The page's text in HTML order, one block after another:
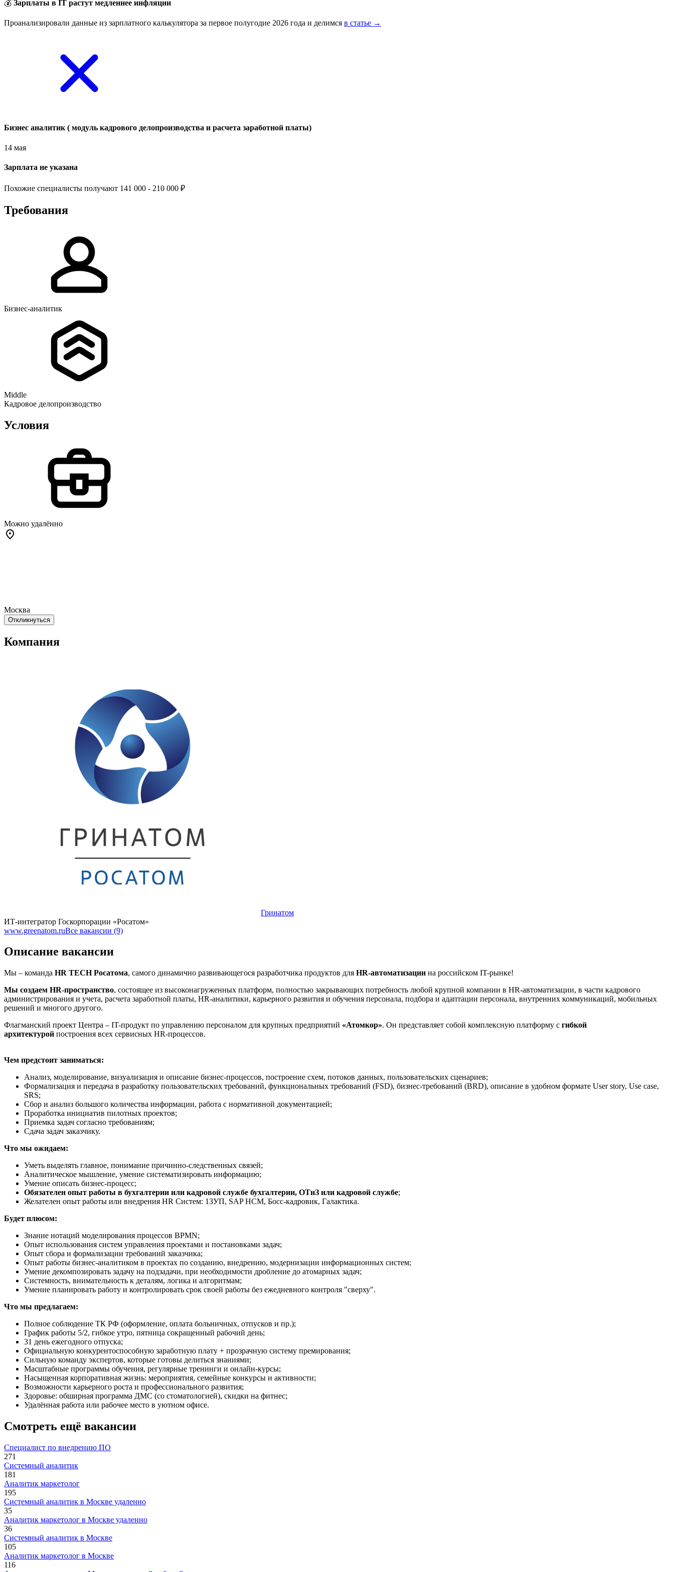
💰 Зарплаты в IT растут медленнее инфляции
Проанализировали данные из зарплатного калькулятора за первое полугодие 2026 года и делимся в статье →
Бизнес аналитик ( модуль кадрового делопроизводства и расчета заработной платы)
14 мая
Зарплата не указана
Похожие специалисты получают 141 000 - 210 000 ₽
Требования
Бизнес-аналитик
Middle
Кадровое делопроизводство
Условия
Можно удалённо
Москва
Откликнуться
Компания
Гринатом
ИТ-интегратор Госкорпорации «Росатом»
www.greenatom.ruВсе вакансии (9)
Описание вакансии
Мы – команда HR TECH Росатома, самого динамично развивающегося разработчика продуктов для HR-автоматизации на российском IT-рынке!
Мы создаем HR-пространство, состоящее из высоконагруженных платформ, полностью закрывающих потребность любой крупной компании в HR-автоматизации, в части кадрового
администрирования и учета, расчета заработной платы, HR-аналитики, карьерного развития и обучения персонала, подбора и адаптации персонала, внутренних коммуникаций, мобильных
решений и многого другого.
Флагманский проект Центра – IT-продукт по управлению персоналом для крупных предприятий «Атомкор». Он представляет собой комплексную платформу с гибкой
архитектурой построения всех сервисных HR-процессов.
Чем предстоит заниматься:
Анализ, моделирование, визуализация и описание бизнес-процессов, построение схем, потоков данных, пользовательских сценариев;
Формализация и передача в разработку пользовательских требований, функциональных требований (FSD), бизнес-требований (BRD), описание в удобном формате User story, Use case,
SRS;
Сбор и анализ большого количества информации, работа с нормативной документацией;
Проработка инициатив пилотных проектов;
Приемка задач согласно требованиям;
Сдача задач заказчику.
Что мы ожидаем:
Уметь выделять главное, понимание причинно-следственных связей;
Аналитическое мышление, умение систематизировать информацию;
Умение описать бизнес-процесс;
Обязателен опыт работы в бухгалтерии или кадровой службе бухгалтерии, ОТиЗ или кадровой службе;
Желателен опыт работы или внедрения HR Систем: 1ЗУП, SAP HCM, Босс-кадровик, Галактика.
Будет плюсом:
Знание нотаций моделирования процессов ВPMN;
Опыт использования систем управления проектами и постановками задач;
Опыт сбора и формализации требований заказчика;
Опыт работы бизнес-аналитиком в проектах по созданию, внедрению, модернизации информационных систем;
Умение декомпозировать задачу на подзадачи, при необходимости дробление до атомарных задач;
Системность, внимательность к деталям, логика и алгоритмам;
Умение планировать работу и контролировать срок своей работы без ежедневного контроля "сверху".
Что мы предлагаем:
Полное соблюдение ТК РФ (оформление, оплата больничных, отпусков и пр.);
График работы 5/2, гибкое утро, пятница сокращенный рабочий день;
31 день ежегодного отпуска;
Официальную конкурентоспособную заработную плату + прозрачную систему премирования;
Сильную команду экспертов, которые готовы делиться знаниями;
Масштабные программы обучения, регулярные тренинги и онлайн-курсы;
Насыщенная корпоративная жизнь: мероприятия, семейные конкурсы и активности;
Возможности карьерного роста и профессионального развития;
Здоровье: обширная программа ДМС (со стоматологией), скидки на фитнес;
Удалённая работа или рабочее место в уютном офисе.
Смотреть ещё вакансии
Специалист по внедрению ПО
271
Системный аналитик
181
Аналитик маркетолог
195
Системный аналитик в Москве удаленно
35
Аналитик маркетолог в Москве удаленно
36
Системный аналитик в Москве
105
Аналитик маркетолог в Москве
116